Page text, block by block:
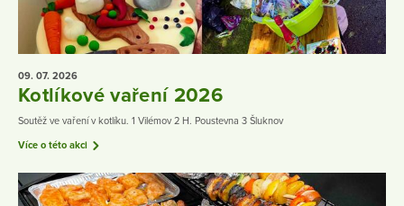
09. 07. 2026
Kotlíkové vaření 2026
Soutěž ve vaření v kotlíku. 1 Vilémov 2 H. Poustevna 3 Šluknov
Více o této akci